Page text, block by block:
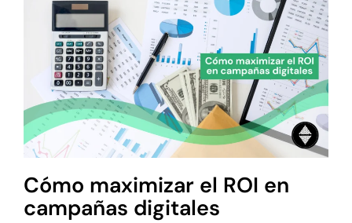
Cómo maximizar el ROI en
campañas digitales